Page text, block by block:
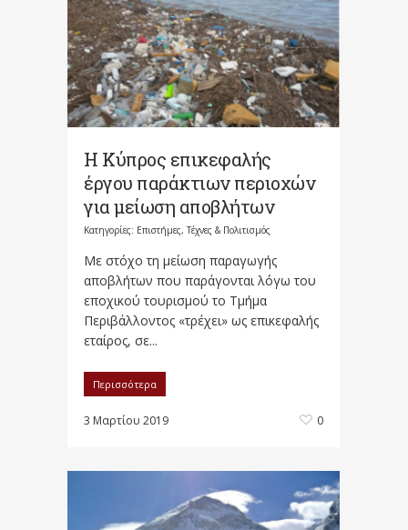
Η Κύπρος επικεφαλής
έργου παράκτιων περιοχών
για μείωση αποβλήτων
Κατηγορίες: Επιστήμες, Τέχνες & Πολιτισμός
Με στόχο τη μείωση παραγωγής
αποβλήτων που παράγονται λόγω του
εποχικού τουρισμού το Τμήμα
Περιβάλλοντος «τρέχει» ως επικεφαλής
εταίρος, σε...
Περισσότερα
3 Μαρτίου 2019 0